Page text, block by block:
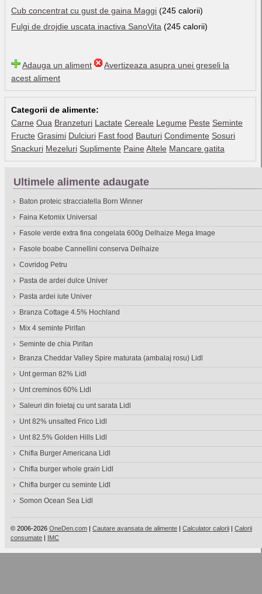
Cub concentrat cu gust de gaina Maggi (245 calorii)
Fulgi de drojdie uscata inactiva SanoVita (245 calorii)
Adauga un aliment
Avertizeaza asupra unei greseli la
acest aliment
Categorii de alimente:
Carne Oua Branzeturi Lactate Cereale Legume Peste Seminte
Fructe Grasimi Dulciuri Fast food Bauturi Condimente Sosuri
Snackuri Mezeluri Suplimente Paine Altele Mancare gatita
Ultimele alimente adaugate
Baton proteic stracciatella Born Winner
Faina Ketomix Universal
Fasole verde extra fina congelata 600g Delhaize Mega Image
Fasole boabe Cannellini conserva Delhaize
Covridog Petru
Pasta de ardei dulce Univer
Pasta ardei iute Univer
Branza Cottage 4.5% Hochland
Mix 4 seminte Pirifan
Seminte de chia Pirifan
Branza Cheddar Valley Spire maturata (ambalaj rosu) Lidl
Unt german 82% Lidl
Unt creminos 60% Lidl
Saleuri din foietaj cu unt sarata Lidl
Unt 82% unsalted Frico Lidl
Unt 82.5% Golden Hills Lidl
Chifla Burger Americana Lidl
Chifla burger whole grain Lidl
Chifla burger cu seminte Lidl
Somon Ocean Sea Lidl
© 2006-2026 OneDen.com | Cautare avansata de alimente | Calculator calorii | Calorii
consumate | IMC